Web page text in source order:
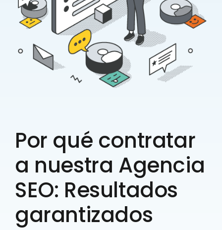
Por qué contratar
a nuestra Agencia
SEO: Resultados
garantizados